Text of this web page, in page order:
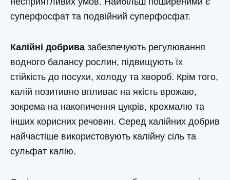
суперфосфат та подвійний суперфосфат.
Калійні добрива забезпечують регулювання
водного балансу рослин, підвищують їх
стійкість до посухи, холоду та хвороб. Крім того,
калій позитивно впливає на якість врожаю,
зокрема на накопичення цукрів, крохмалю та
інших корисних речовин. Серед калійних добрив
найчастіше використовують калійну сіль та
сульфат калію.